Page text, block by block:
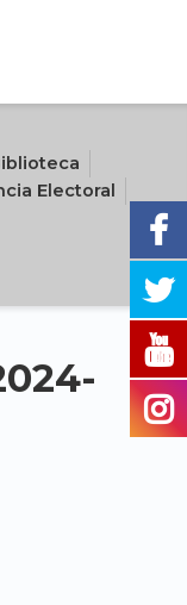
Electoral